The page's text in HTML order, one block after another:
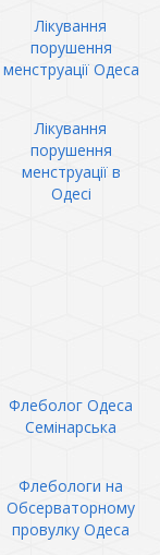
Лікування
порушення
менструації Одеса
Лікування
порушення
менструації в
Одесі
Флеболог Одеса
Семінарська
Флебологи на
Обсерваторному
провулку Одеса